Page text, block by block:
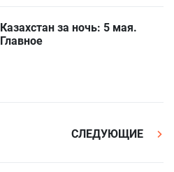
Казахстан за ночь: 5 мая.
Главное
СЛЕДУЮЩИЕ